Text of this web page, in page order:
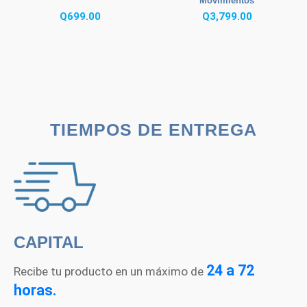
Q699.00 Q3,799.00
TIEMPOS DE ENTREGA
CAPITAL
Recibe tu producto en un máximo de 24 a 72
horas.